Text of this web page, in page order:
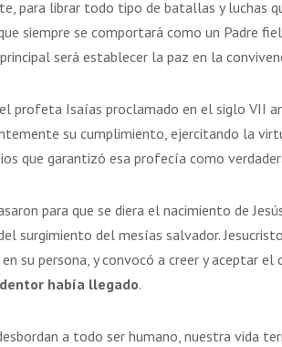
para librar todo tipo de batallas y luchas
siempre se comportará como un Padre
será establecer la paz en la
profeta Isaías proclamado en el siglo VII
su cumplimiento, ejercitando la
que garantizó esa profecía como
para que se diera el nacimiento de
surgimiento del mesías salvador.
en su persona, y convocó a creer y aceptar
había llegado.
a todo ser humano, nuestra vida